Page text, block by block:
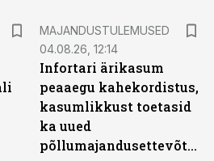
MAJANDUSTULEMUSED
04.08.26, 12:14
Infortari ärikasum
peaaegu kahekordistus,
kasumlikkust toetasid
ka uued
põllumajandusettevõtted